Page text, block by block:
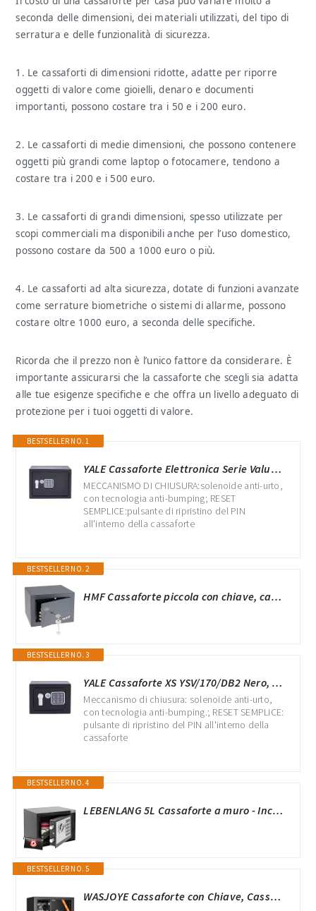
seconda delle dimensioni, dei materiali utilizzati, del tipo di
serratura e delle funzionalità di sicurezza.
1. Le cassaforti di dimensioni ridotte, adatte per riporre
oggetti di valore come gioielli, denaro e documenti
importanti, possono costare tra i 50 e i 200 euro.
2. Le cassaforti di medie dimensioni, che possono contenere
oggetti più grandi come laptop o fotocamere, tendono a
costare tra i 200 e i 500 euro.
3. Le cassaforti di grandi dimensioni, spesso utilizzate per
scopi commerciali ma disponibili anche per l’uso domestico,
possono costare da 500 a 1000 euro o più.
4. Le cassaforti ad alta sicurezza, dotate di funzioni avanzate
come serrature biometriche o sistemi di allarme, possono
costare oltre 1000 euro, a seconda delle specifiche.
Ricorda che il prezzo non è l’unico fattore da considerare. È
importante assicurarsi che la cassaforte che scegli sia adatta
alle tue esigenze specifiche e che offra un livello adeguato di
protezione per i tuoi oggetti di valore.
BESTSELLER NO. 1
YALE Cassaforte Elettronica Serie Value Media YSV/250/DB2 Nero, Tastiera Digitale, Indicatori di Luce a LED, Bulloni di Bloccaggio in Acciaio, Chiave di Emergenza, Fissaggio a Parete e Pavimento
MECCANISMO DI CHIUSURA:solenoide anti-urto,
con tecnologia anti-bumping; RESET
SEMPLICE:pulsante di ripristino del PIN
all'interno della cassaforte
BESTSELLER NO. 2
HMF Cassaforte piccola con chiave, cassaforte da armadio | 23 x 17 x 17 cm | Anthracite
BESTSELLER NO. 3
YALE Cassaforte XS YSV/170/DB2 Nero, con Tastiera Digitale, Indicatori di Luce a LED, Fissaggi a Parete e Pavimento, Capacità di 3.8 L, Dim Interne 170 x 230 x 170 mm, Mini, Versione Corrente
Meccanismo di chiusura: solenoide anti-urto,
con tecnologia anti-bumping.; RESET SEMPLICE:
pulsante di ripristino del PIN all'interno della
cassaforte
BESTSELLER NO. 4
LEBENLANG 5L Cassaforte a muro - Incl. custodia per documenti ignifughi & chiave di emergenza I Armadio cassaforte per mobili con serratura a combinazione I Mini safe Cassaforte da armadio piccola
BESTSELLER NO. 5
WASJOYE Cassaforte con Chiave, Cassaforte a Muro con Serratura 2 Chiaves (25×35×25 cm), Cassetta di Sicurezza da Pavimento, Casa/Ufficio Casseforti da Armadio per Soldi Telefono Medicina Passaporto